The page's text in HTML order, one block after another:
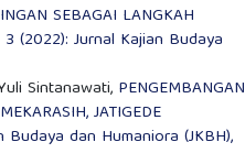
SEBAGAI LANGKAH
(2022): Jurnal Kajian Budaya
Sintanawati, PENGEMBANGAN
JATIGEDE
dan Humaniora (JKBH),